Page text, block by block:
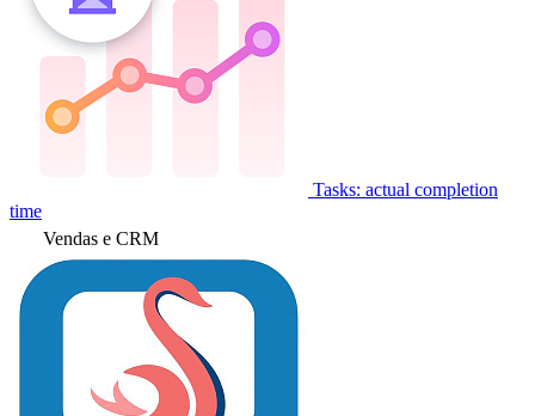
Tasks: actual completion
time
Vendas e CRM